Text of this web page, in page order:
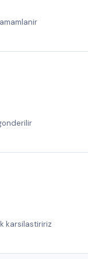
karsilastiririz